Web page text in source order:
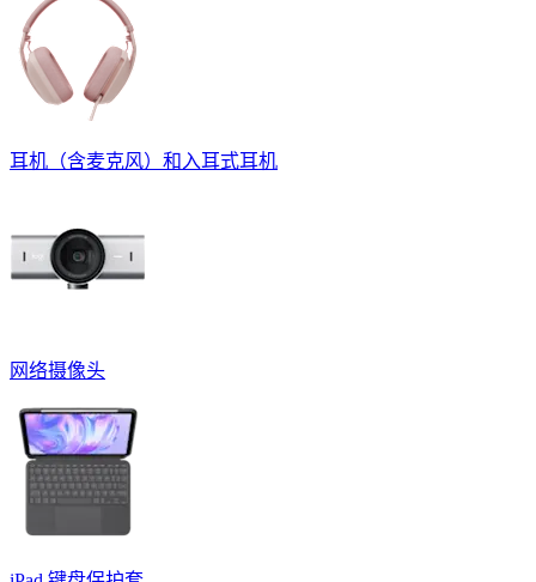
耳机（含麦克风）和入耳式耳机
网络摄像头